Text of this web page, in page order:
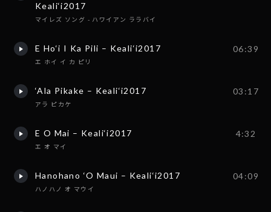
Keali‘i2017
マイレズ ソング - ハワイアン ララバイ
E Ho‘i I Ka Pili – Keali‘i2017
エ ホイ イ カ ピリ
06:39
‘Ala Pikake – Keali‘i2017
アラ ピカケ
03:17
E O Mai – Keali‘i2017
エ オ マイ
4:32
Hanohano ‘O Maui – Keali‘i2017
ハノハノ オ マウイ
04:09